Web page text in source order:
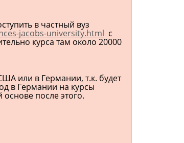
в частный вуз
jacobs-university.html с
курса там около 20000
или в Германии, т.к. будет
в Германии на курсы
после этого.